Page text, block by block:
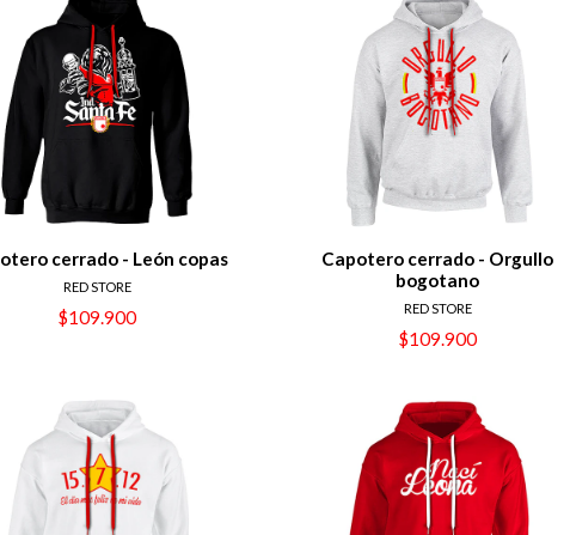
cerrado - León copas
RED STORE
$109.900
Capotero cerrado - Orgullo
bogotano
RED STORE
$109.900